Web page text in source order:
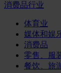
消费品行业
体育业
媒体和娱
消费品
零售、服
餐饮、旅